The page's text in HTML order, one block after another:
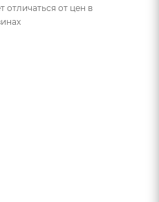
отличаться от цен в